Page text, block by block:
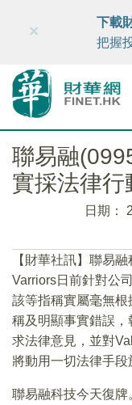
財華智庫網
×
下載
把握
聯易融
實採法律行
日期：
【財華社訊】聯易融
Varriors日前針對公
該等指稱實屬毫無
稱及明顯事實錯誤
求法律意見，並對
將動用一切法律手段
聯易融科技今天復牌